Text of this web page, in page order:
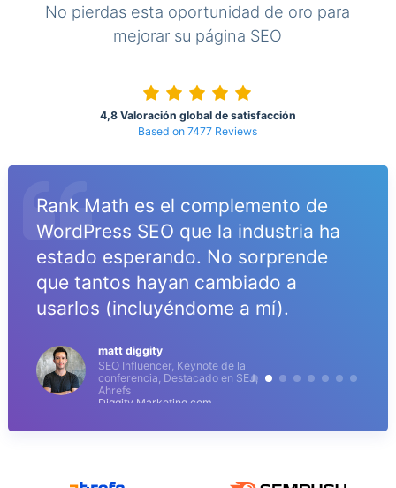
No pierdas esta oportunidad de oro para
mejorar su página SEO
4,8 Valoración global de satisfacción
Based on 7477 Reviews
Rank Math es el complemento de
WordPress SEO que la industria ha
estado esperando. No sorprende
que tantos hayan cambiado a
usarlos (incluyéndome a mí).
matt diggity
SEO Influencer, Keynote de la
conferencia, Destacado en SEJ,
Ahrefs
Diggity Marketing.com